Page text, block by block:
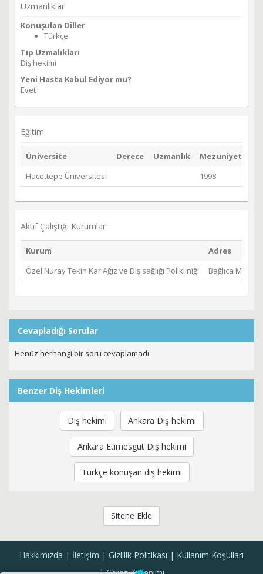
Uzmanlıklar
Konuşulan Diller
Türkçe
Tıp Uzmalıkları
Diş hekimi
Yeni Hasta Kabul Ediyor mu?
Evet
Eğitim
Üniversite Derece Uzmanlık
Mezuniyet Yılı
Hacettepe Üniversitesi
1998
Aktif Çalıştığı Kurumlar
Kurum
Adres
Özel Nuray Tekin Kar Ağız ve Diş sağlığı Polikliniği
Bağlıca Mh.
Cevapladığı Sorular
Henüz herhangi bir soru cevaplamadı.
Benzer Diş Hekimleri
Diş hekimi Ankara Diş hekimi
Ankara Etimesgut Diş hekimi
Türkçe konuşan diş hekimi
Sitene Ekle
Hakkımızda İletişim Gizlilik Politikası
Kullanım Koşulları